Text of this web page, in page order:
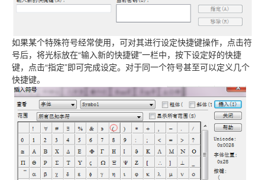
如果某个特殊符号经常使用，可对其进行设定快捷键操作，点击符
号后，将光标放在“输入新的快捷键”一栏中，按下设定好的快捷
键，点击“指定”即可完成设定。对于同一个符号甚至可以定义几个
快捷键。